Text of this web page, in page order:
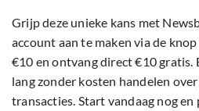
Grijp deze unieke kans met
account aan te maken via de
€10 en ontvang direct €10 gratis.
lang zonder kosten handelen
transacties. Start vandaag nog